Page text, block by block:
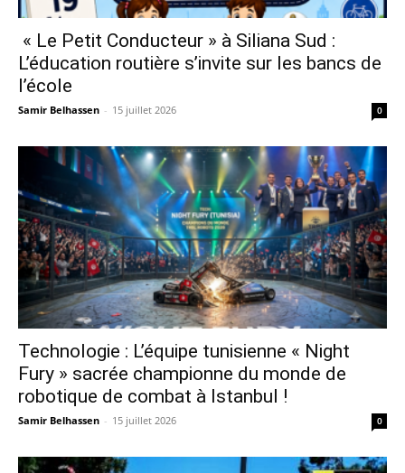
« Le Petit Conducteur » à Siliana Sud :
L’éducation routière s’invite sur les bancs de
l’école
Samir Belhassen - 15 juillet 2026 0
Technologie : L’équipe tunisienne « Night
Fury » sacrée championne du monde de
robotique de combat à Istanbul !
Samir Belhassen - 15 juillet 2026 0